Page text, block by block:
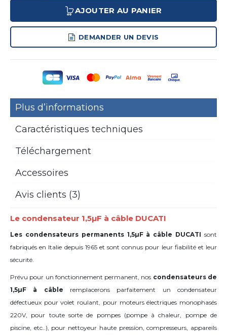
AJOUTER AU PANIER
DEMANDER UN DEVIS
Plus d’informations
Caractéristiques techniques
Téléchargement
Accessoires
Avis clients (3)
Le condensateur 1,5µF à câble DUCATI
Les condensateurs permanents 1,5µF à câble DUCATI sont
fabriqués en Italie depuis 1965 et sont connus pour leur fiabilité et leur
sécurité.
Prévu pour un fonctionnement permanent, nos condensateurs de
1,5µF à câble remplacerons parfaitement un condensateur
défectueux pour volet roulant, pour moteurs électriques monophasés
220V, pour toute sorte de pompes (pompe à chaleur, pompe de
piscine, etc..), pour nettoyeur haute pression, compresseurs, appareils